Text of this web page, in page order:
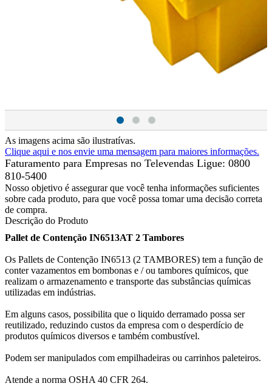
As imagens acima são ilustratívas.
Clique aqui e nos envie uma mensagem para maiores informações.
Faturamento para Empresas no Televendas Ligue: 0800
810-5400
Nosso objetivo é assegurar que você tenha informações suficientes
sobre cada produto, para que você possa tomar uma decisão correta
de compra.
Descrição do Produto
Pallet de Contenção IN6513AT 2 Tambores
Os Pallets de Contenção IN6513 (2 TAMBORES) tem a função de
conter vazamentos em bombonas e / ou tambores químicos, que
realizam o armazenamento e transporte das substâncias químicas
utilizadas em indústrias.
Em alguns casos, possibilita que o liquido derramado possa ser
reutilizado, reduzindo custos da empresa com o desperdício de
produtos químicos diversos e também combustível.
Podem ser manipulados com empilhadeiras ou carrinhos paleteiros.
Atende a norma OSHA 40 CFR 264.